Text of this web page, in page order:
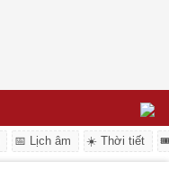
📅 Lịch âm ☀️ Thời tiết